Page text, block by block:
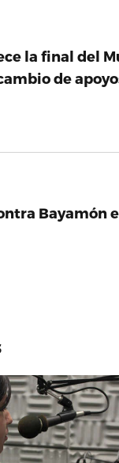
la final del
de
Bayamón